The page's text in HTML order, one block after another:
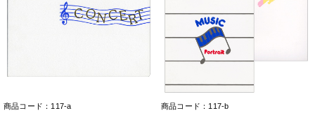
商品コード：117-a
商品コード：117-b